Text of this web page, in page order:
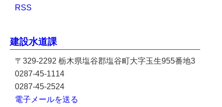
RSS
建設水道課
〒329-2292 栃木県塩谷郡塩谷町大字玉生955番地3
0287-45-1114
0287-45-2524
電子メールを送る